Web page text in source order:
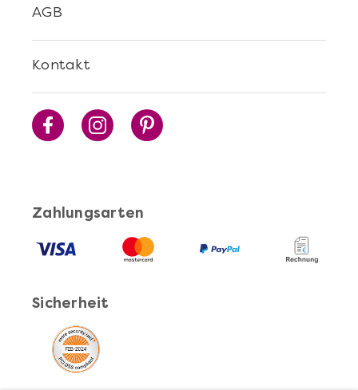
Zahlungsarten
Sicherheit
Kontakt
AGB